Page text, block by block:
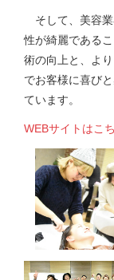
そして、美容業
性が綺麗である
術の向上と、よ
でお客様に喜び
ています。
WEBサイトはこ